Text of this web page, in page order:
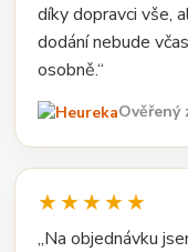
díky dopravci vše,
dodání nebude
osobně.“
Ověřený
★★★★★
„Na objednávku